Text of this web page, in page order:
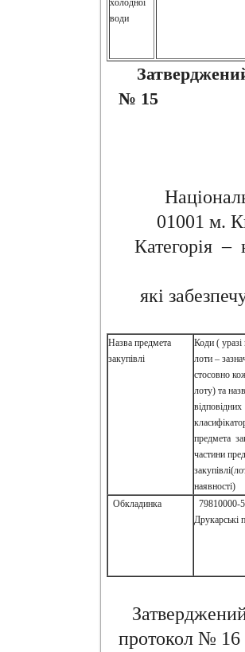
холодної
води
№ 15
01001 м.
Категорія –
які
Назва предмета
закупівлі
Коди ( уразі
лоти –
стосовно
лоту) та
відповідних
предмета
частини
наявності)
Обкладинка
79810000-
Друкарські